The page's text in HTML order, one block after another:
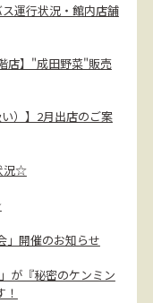
運行状況・館内店舗
店】"成田野菜"販売
い）】2月出店のご案
況☆
」開催のお知らせ
が『秘密のケンミン